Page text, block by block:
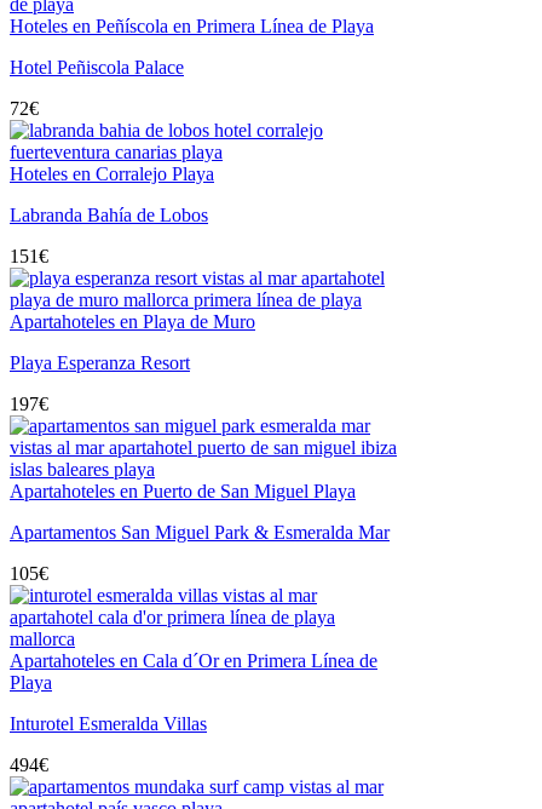
Hoteles en Peñíscola en Primera Línea de Playa
Hotel Peñiscola Palace
72€
Hoteles en Corralejo Playa
Labranda Bahía de Lobos
151€
Apartahoteles en Playa de Muro
Playa Esperanza Resort
197€
Apartahoteles en Puerto de San Miguel Playa
Apartamentos San Miguel Park & Esmeralda Mar
105€
Apartahoteles en Cala d´Or en Primera Línea de
Playa
Inturotel Esmeralda Villas
494€